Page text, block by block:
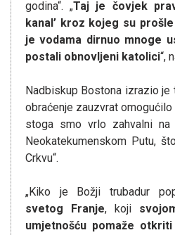
godina“. „Taj je čovjek
kanal’ kroz kojeg su
je vodama dirnuo mnoge
postali obnovljeni katolici“,
Nadbiskup Bostona izrazio je
obraćenje zauzvrat
stoga smo vrlo zahvalni
Neokatekumenskom Putu,
Crkvu“.
„Kiko je Božji trubadur
svetog Franje, koji
umjetnošću pomaže